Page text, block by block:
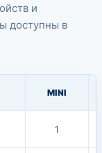
и
доступны в
MINI
1